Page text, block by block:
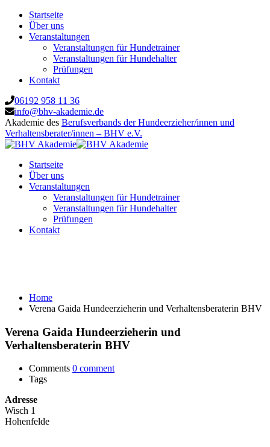
Startseite
Über uns
Veranstaltungen
Veranstaltungen für Hundetrainer
Veranstaltungen für Hundehalter
Prüfungen
Kontakt
06192 958 11 36
info@bhv-akademie.de
Akademie des Berufsverbands der Hundeerzieher/innen und
Verhaltensberater/innen – BHV e.V.
Startseite
Über uns
Veranstaltungen
Veranstaltungen für Hundetrainer
Veranstaltungen für Hundehalter
Prüfungen
Kontakt
Home
Verena Gaida Hundeerzieherin und Verhaltensberaterin BHV
Verena Gaida Hundeerzieherin und
Verhaltensberaterin BHV
Comments 0 comment
Tags
Adresse
Wisch 1
Hohenfelde